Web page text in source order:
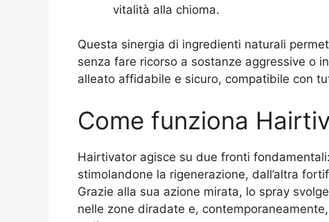
vitalità alla chioma.
Questa sinergia di ingredienti naturali
senza fare ricorso a sostanze aggressive o
alleato affidabile e sicuro, compatibile con
Come funziona
Hairtivator agisce su due fronti
stimolandone la rigenerazione, dall’altra
Grazie alla sua azione mirata, lo spray
nelle zone diradate e,